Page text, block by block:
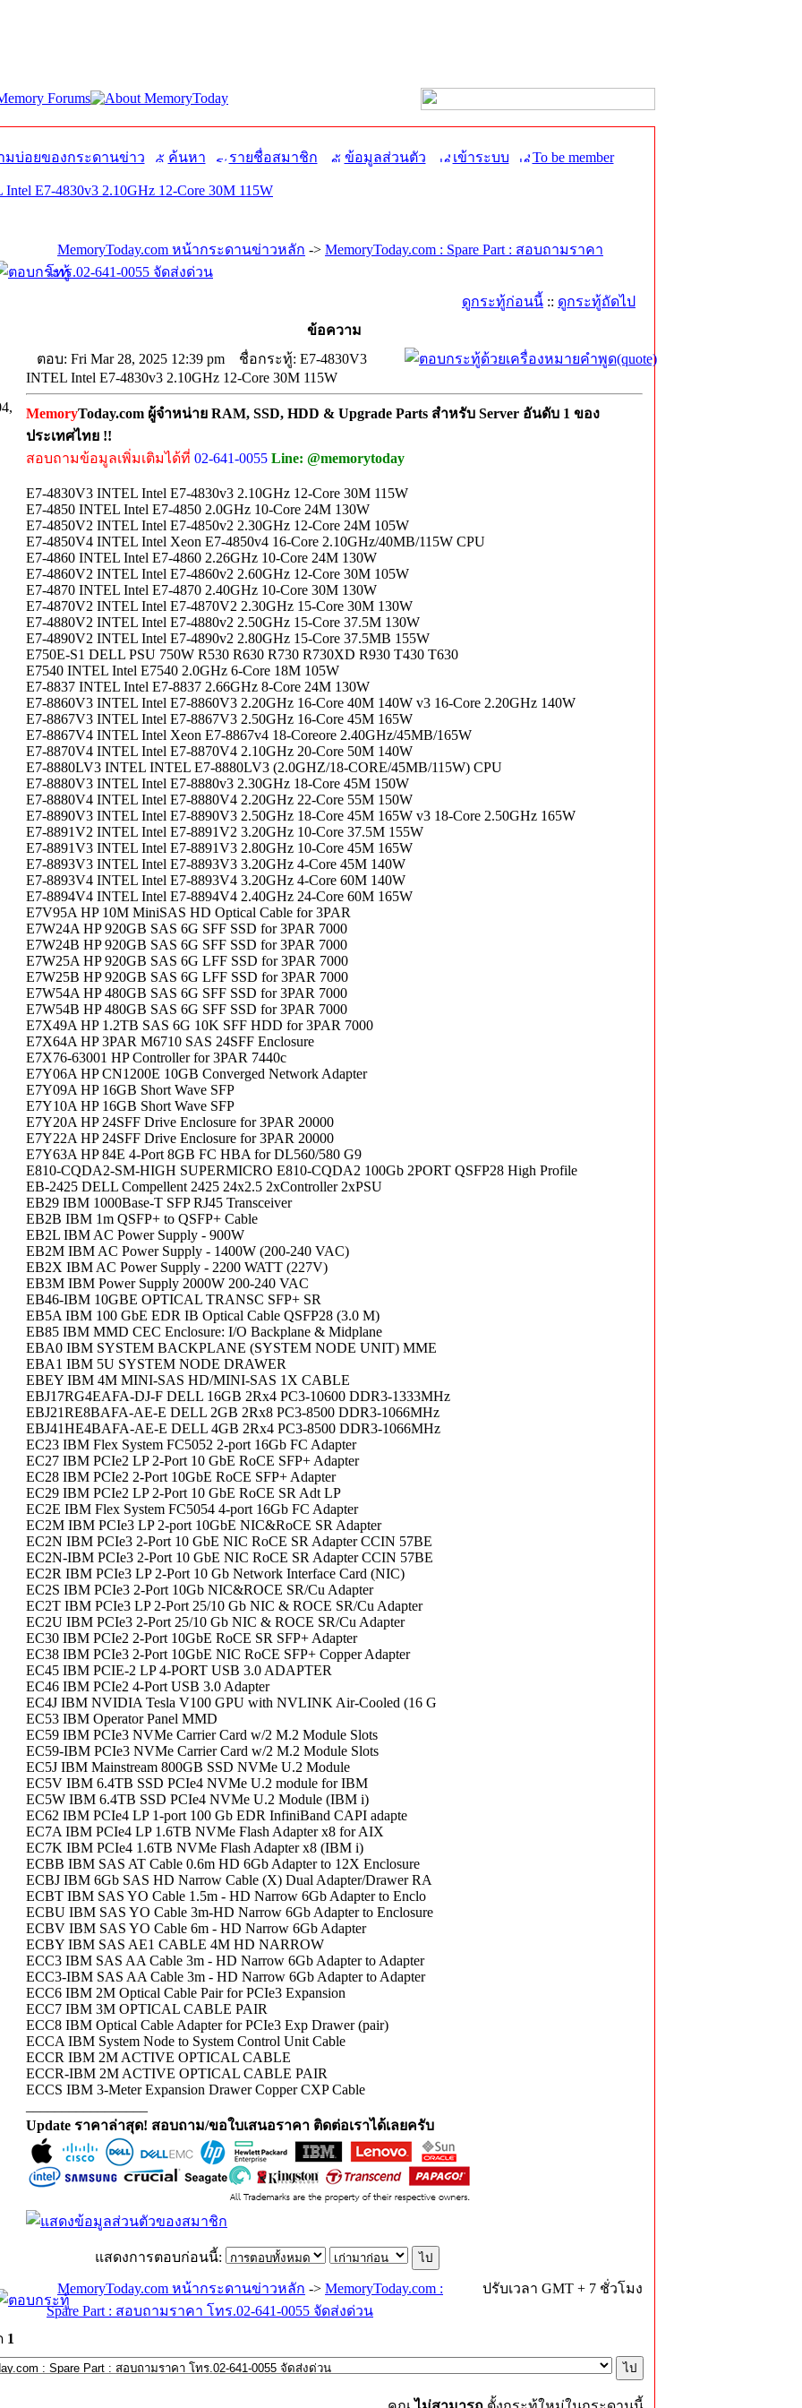
มบ่อยของกระดานข่าว ค้นหา รายชื่อสมาชิก ข้อมูลส่วนตัว เข้าระบบ To be member
E7-4830v3 2.10GHz 12-Core 30M 115W
MemoryToday.com หน้ากระดานข่าวหลัก -> MemoryToday.com : Spare Part : สอบถามราคา
โทร.02-641-0055 จัดส่งด่วน
ดูกระทู้ก่อนนี้ :: ดูกระทู้ถัดไป
ข้อความ
ตอบ: Fri Mar 28, 2025 12:39 pm
ชื่อกระทู้: E7-4830V3
INTEL Intel E7-4830v3 2.10GHz 12-Core 30M 115W
MemoryToday.com ผู้จำหน่าย RAM, SSD, HDD & Upgrade Parts สำหรับ Server อันดับ 1 ของ
ประเทศไทย !!
สอบถามข้อมูลเพิ่มเติมได้ที่ 02-641-0055 Line: @memorytoday
E7-4830V3 INTEL Intel E7-4830v3 2.10GHz 12-Core 30M 115W
E7-4850 INTEL Intel E7-4850 2.0GHz 10-Core 24M 130W
E7-4850V2 INTEL Intel E7-4850v2 2.30GHz 12-Core 24M 105W
E7-4850V4 INTEL Intel Xeon E7-4850v4 16-Core 2.10GHz/40MB/115W CPU
E7-4860 INTEL Intel E7-4860 2.26GHz 10-Core 24M 130W
E7-4860V2 INTEL Intel E7-4860v2 2.60GHz 12-Core 30M 105W
E7-4870 INTEL Intel E7-4870 2.40GHz 10-Core 30M 130W
E7-4870V2 INTEL Intel E7-4870V2 2.30GHz 15-Core 30M 130W
E7-4880V2 INTEL Intel E7-4880v2 2.50GHz 15-Core 37.5M 130W
E7-4890V2 INTEL Intel E7-4890v2 2.80GHz 15-Core 37.5MB 155W
E750E-S1 DELL PSU 750W R530 R630 R730 R730XD R930 T430 T630
E7540 INTEL Intel E7540 2.0GHz 6-Core 18M 105W
E7-8837 INTEL Intel E7-8837 2.66GHz 8-Core 24M 130W
E7-8860V3 INTEL Intel E7-8860V3 2.20GHz 16-Core 40M 140W v3 16-Core 2.20GHz 140W
E7-8867V3 INTEL Intel E7-8867V3 2.50GHz 16-Core 45M 165W
E7-8867V4 INTEL Intel Xeon E7-8867v4 18-Coreore 2.40GHz/45MB/165W
E7-8870V4 INTEL Intel E7-8870V4 2.10GHz 20-Core 50M 140W
E7-8880LV3 INTEL INTEL E7-8880LV3 (2.0GHZ/18-CORE/45MB/115W) CPU
E7-8880V3 INTEL Intel E7-8880v3 2.30GHz 18-Core 45M 150W
E7-8880V4 INTEL Intel E7-8880V4 2.20GHz 22-Core 55M 150W
E7-8890V3 INTEL Intel E7-8890V3 2.50GHz 18-Core 45M 165W v3 18-Core 2.50GHz 165W
E7-8891V2 INTEL Intel E7-8891V2 3.20GHz 10-Core 37.5M 155W
E7-8891V3 INTEL Intel E7-8891V3 2.80GHz 10-Core 45M 165W
E7-8893V3 INTEL Intel E7-8893V3 3.20GHz 4-Core 45M 140W
E7-8893V4 INTEL Intel E7-8893V4 3.20GHz 4-Core 60M 140W
E7-8894V4 INTEL Intel E7-8894V4 2.40GHz 24-Core 60M 165W
E7V95A HP 10M MiniSAS HD Optical Cable for 3PAR
E7W24A HP 920GB SAS 6G SFF SSD for 3PAR 7000
E7W24B HP 920GB SAS 6G SFF SSD for 3PAR 7000
E7W25A HP 920GB SAS 6G LFF SSD for 3PAR 7000
E7W25B HP 920GB SAS 6G LFF SSD for 3PAR 7000
E7W54A HP 480GB SAS 6G SFF SSD for 3PAR 7000
E7W54B HP 480GB SAS 6G SFF SSD for 3PAR 7000
E7X49A HP 1.2TB SAS 6G 10K SFF HDD for 3PAR 7000
E7X64A HP 3PAR M6710 SAS 24SFF Enclosure
E7X76-63001 HP Controller for 3PAR 7440c
E7Y06A HP CN1200E 10GB Converged Network Adapter
E7Y09A HP 16GB Short Wave SFP
E7Y10A HP 16GB Short Wave SFP
E7Y20A HP 24SFF Drive Enclosure for 3PAR 20000
E7Y22A HP 24SFF Drive Enclosure for 3PAR 20000
E7Y63A HP 84E 4-Port 8GB FC HBA for DL560/580 G9
E810-CQDA2-SM-HIGH SUPERMICRO E810-CQDA2 100Gb 2PORT QSFP28 High Profile
EB-2425 DELL Compellent 2425 24x2.5 2xController 2xPSU
EB29 IBM 1000Base-T SFP RJ45 Transceiver
EB2B IBM 1m QSFP+ to QSFP+ Cable
EB2L IBM AC Power Supply - 900W
EB2M IBM AC Power Supply - 1400W (200-240 VAC)
EB2X IBM AC Power Supply - 2200 WATT (227V)
EB3M IBM Power Supply 2000W 200-240 VAC
EB46-IBM 10GBE OPTICAL TRANSC SFP+ SR
EB5A IBM 100 GbE EDR IB Optical Cable QSFP28 (3.0 M)
EB85 IBM MMD CEC Enclosure: I/O Backplane & Midplane
EBA0 IBM SYSTEM BACKPLANE (SYSTEM NODE UNIT) MME
EBA1 IBM 5U SYSTEM NODE DRAWER
EBEY IBM 4M MINI-SAS HD/MINI-SAS 1X CABLE
EBJ17RG4EAFA-DJ-F DELL 16GB 2Rx4 PC3-10600 DDR3-1333MHz
EBJ21RE8BAFA-AE-E DELL 2GB 2Rx8 PC3-8500 DDR3-1066MHz
EBJ41HE4BAFA-AE-E DELL 4GB 2Rx4 PC3-8500 DDR3-1066MHz
EC23 IBM Flex System FC5052 2-port 16Gb FC Adapter
EC27 IBM PCIe2 LP 2-Port 10 GbE RoCE SFP+ Adapter
EC28 IBM PCIe2 2-Port 10GbE RoCE SFP+ Adapter
EC29 IBM PCIe2 LP 2-Port 10 GbE RoCE SR Adt LP
EC2E IBM Flex System FC5054 4-port 16Gb FC Adapter
EC2M IBM PCIe3 LP 2-port 10GbE NIC&RoCE SR Adapter
EC2N IBM PCIe3 2-Port 10 GbE NIC RoCE SR Adapter CCIN 57BE
EC2N-IBM PCIe3 2-Port 10 GbE NIC RoCE SR Adapter CCIN 57BE
EC2R IBM PCIe3 LP 2-Port 10 Gb Network Interface Card (NIC)
EC2S IBM PCIe3 2-Port 10Gb NIC&ROCE SR/Cu Adapter
EC2T IBM PCIe3 LP 2-Port 25/10 Gb NIC & ROCE SR/Cu Adapter
EC2U IBM PCIe3 2-Port 25/10 Gb NIC & ROCE SR/Cu Adapter
EC30 IBM PCIe2 2-Port 10GbE RoCE SR SFP+ Adapter
EC38 IBM PCIe3 2-Port 10GbE NIC RoCE SFP+ Copper Adapter
EC45 IBM PCIE-2 LP 4-PORT USB 3.0 ADAPTER
EC46 IBM PCIe2 4-Port USB 3.0 Adapter
EC4J IBM NVIDIA Tesla V100 GPU with NVLINK Air-Cooled (16 G
EC53 IBM Operator Panel MMD
EC59 IBM PCIe3 NVMe Carrier Card w/2 M.2 Module Slots
EC59-IBM PCIe3 NVMe Carrier Card w/2 M.2 Module Slots
EC5J IBM Mainstream 800GB SSD NVMe U.2 Module
EC5V IBM 6.4TB SSD PCIe4 NVMe U.2 module for IBM
EC5W IBM 6.4TB SSD PCIe4 NVMe U.2 Module (IBM i)
EC62 IBM PCIe4 LP 1-port 100 Gb EDR InfiniBand CAPI adapte
EC7A IBM PCIe4 LP 1.6TB NVMe Flash Adapter x8 for AIX
EC7K IBM PCIe4 1.6TB NVMe Flash Adapter x8 (IBM i)
ECBB IBM SAS AT Cable 0.6m HD 6Gb Adapter to 12X Enclosure
ECBJ IBM 6Gb SAS HD Narrow Cable (X) Dual Adapter/Drawer RA
ECBT IBM SAS YO Cable 1.5m - HD Narrow 6Gb Adapter to Enclo
ECBU IBM SAS YO Cable 3m-HD Narrow 6Gb Adapter to Enclosure
ECBV IBM SAS YO Cable 6m - HD Narrow 6Gb Adapter
ECBY IBM SAS AE1 CABLE 4M HD NARROW
ECC3 IBM SAS AA Cable 3m - HD Narrow 6Gb Adapter to Adapter
ECC3-IBM SAS AA Cable 3m - HD Narrow 6Gb Adapter to Adapter
ECC6 IBM 2M Optical Cable Pair for PCIe3 Expansion
ECC7 IBM 3M OPTICAL CABLE PAIR
ECC8 IBM Optical Cable Adapter for PCIe3 Exp Drawer (pair)
ECCA IBM System Node to System Control Unit Cable
ECCR IBM 2M ACTIVE OPTICAL CABLE
ECCR-IBM 2M ACTIVE OPTICAL CABLE PAIR
ECCS IBM 3-Meter Expansion Drawer Copper CXP Cable
Update ราคาล่าสุด! สอบถาม/ขอใบเสนอราคา ติดต่อเราได้เลยครับ
แสดงการตอบก่อนนี้:
MemoryToday.com หน้ากระดานข่าวหลัก -> MemoryToday.com :
Spare Part : สอบถามราคา โทร.02-641-0055 จัดส่งด่วน
ปรับเวลา GMT + 7 ชั่วโมง
1